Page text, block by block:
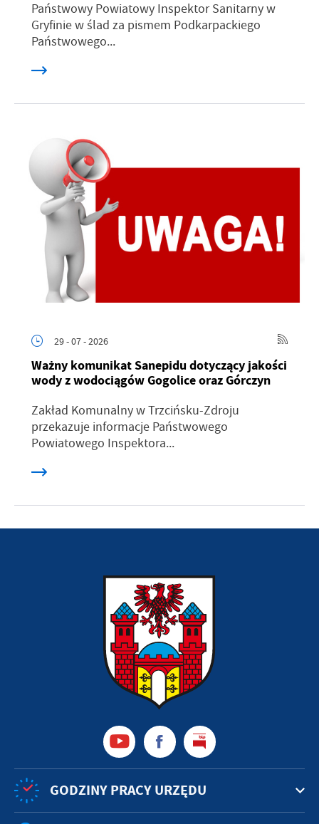
Państwowy Powiatowy Inspektor Sanitarny w
Gryfinie w ślad za pismem Podkarpackiego
Państwowego...
29 - 07 - 2026
Ważny komunikat Sanepidu dotyczący jakości
wody z wodociągów Gogolice oraz Górczyn
Zakład Komunalny w Trzcińsku-Zdroju
przekazuje informacje Państwowego
Powiatowego Inspektora...
GODZINY PRACY URZĘDU